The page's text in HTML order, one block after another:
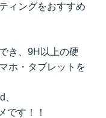
ィングをおすすめ
き、9H以上の硬
ホ・タブレットを
です！！